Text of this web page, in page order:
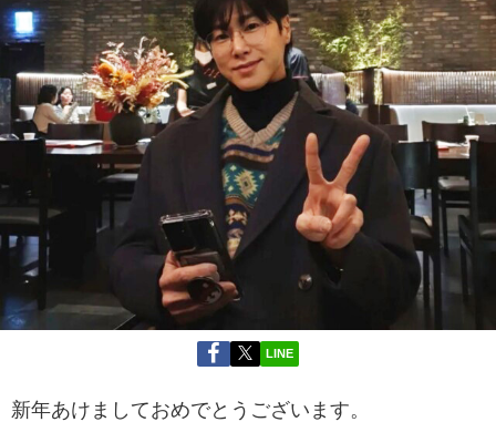
LINE
新年あけましておめでとうございます。